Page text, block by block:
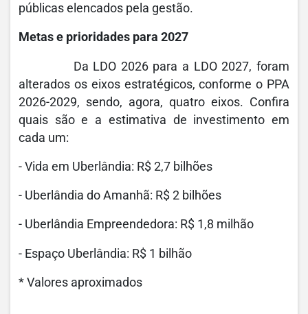
públicas elencados pela gestão.
Metas e prioridades para 2027
Da LDO 2026 para a LDO 2027, foram
alterados os eixos estratégicos, conforme o PPA
2026-2029, sendo, agora, quatro eixos. Confira
quais são e a estimativa de investimento em
cada um:
- Vida em Uberlândia: R$ 2,7 bilhões
- Uberlândia do Amanhã: R$ 2 bilhões
- Uberlândia Empreendedora: R$ 1,8 milhão
- Espaço Uberlândia: R$ 1 bilhão
* Valores aproximados